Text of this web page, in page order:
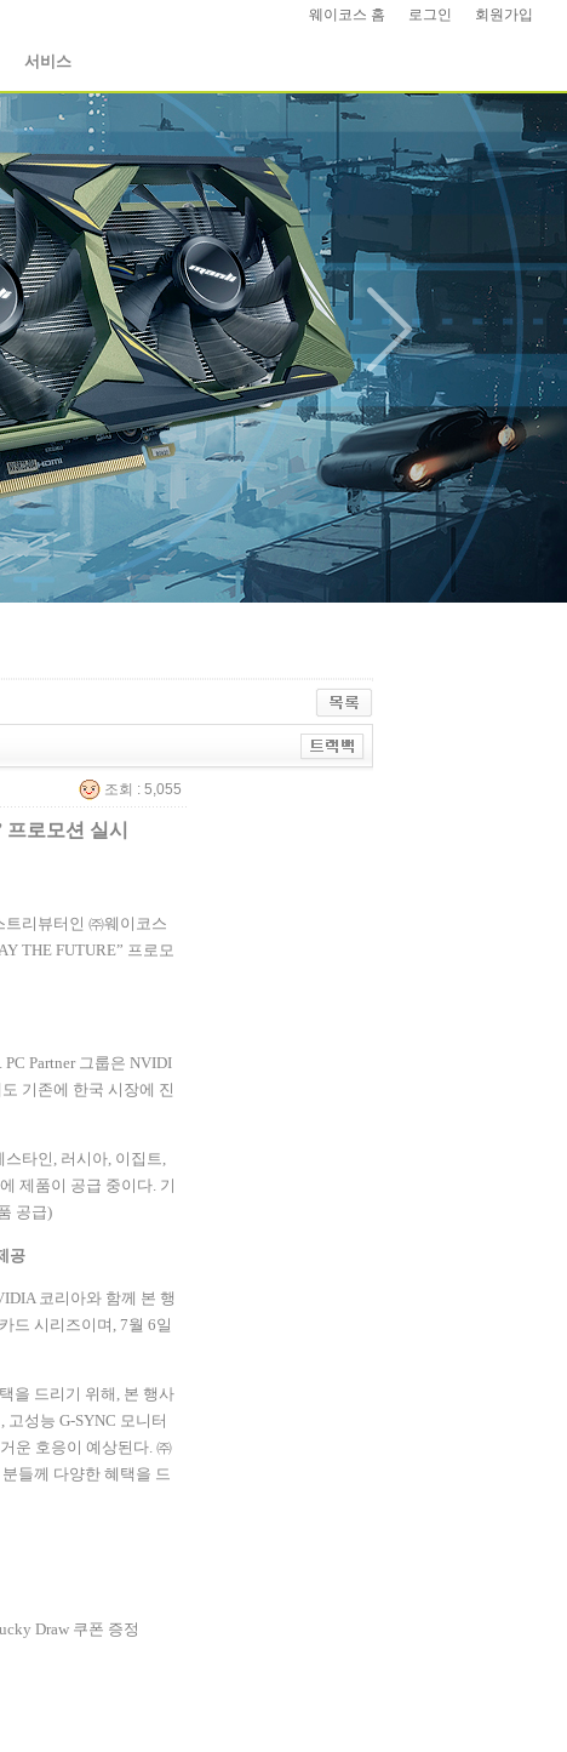
웨이코스 홈 로그인 회원가입
서비스
조회 : 5,055
프로모션 실시
트리뷰터인 ㈜웨이코스
THE FUTURE” 프로모
. PC Partner 그룹은 NVIDI
기존에 한국 시장에 진
스타인 , 러시아, 이집트,
제품이 공급 중이다. 기
공급)
공
코리아와 함께 본 행
드 시리즈이며 , 7월 6일
을 드리기 위해, 본 행사
, 고성능 G-SYNC 모니터
운 호응이 예상된다. ㈜
들께 다양한 혜택을 드
Draw 쿠폰 증정